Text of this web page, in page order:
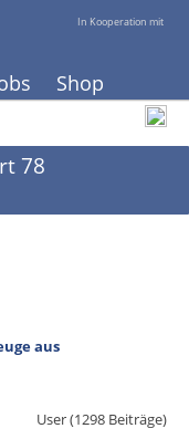
In Kooperation mit
Shop
78
aus
User (1298 Beiträge)